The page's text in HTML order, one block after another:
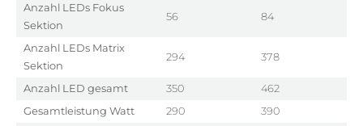
Anzahl LEDs Fokus
Sektion
56 84
Anzahl LEDs Matrix
Sektion
294 378
Anzahl LED gesamt 350 462
Gesamtleistung Watt
290 390